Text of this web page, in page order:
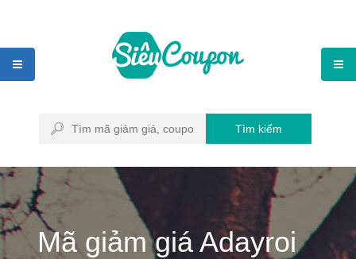
Tìm kiếm
Mã giảm giá Adayroi